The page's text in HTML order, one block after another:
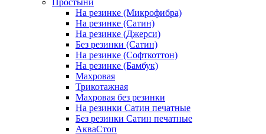
Простыни
На резинке (Микрофибра)
На резинке (Сатин)
На резинке (Джерси)
Без резинки (Сатин)
На резинке (Софткоттон)
На резинке (Бамбук)
Махровая
Трикотажная
Махровая без резинки
На резинки Сатин печатные
Без резинки Сатин печатные
АкваСтоп